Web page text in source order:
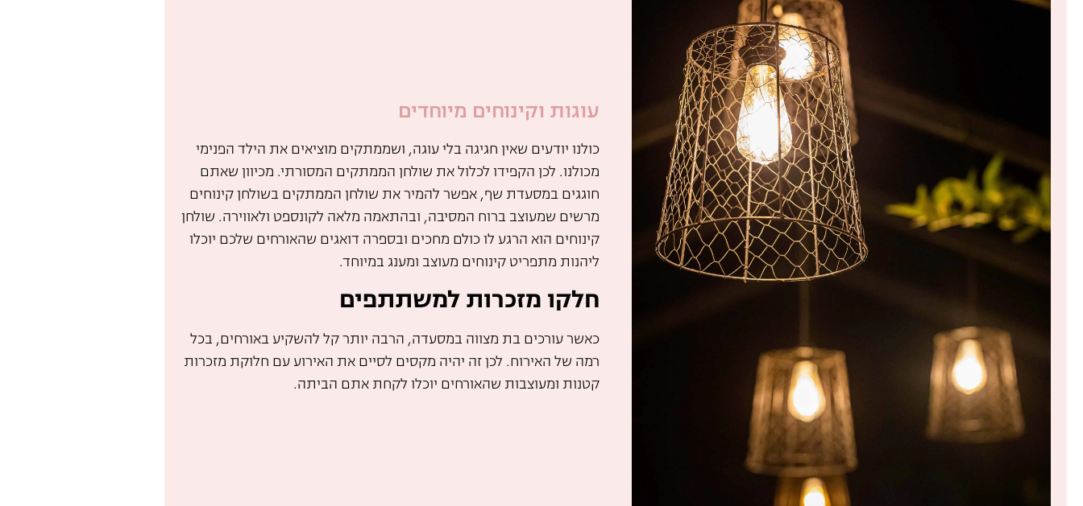
עוגות וקינוחים מיוחדים
כולנו יודעים שאין חגיגה בלי עוגה, ושממתקים מוציאים את הילד הפנימי
מכולנו. לכן הקפידו לכלול את שולחן הממתקים המסורתי. מכיוון שאתם
חוגגים במסעדת שף, אפשר להמיר את שולחן הממתקים בשולחן קינוחים
מרשים שמעוצב ברוח המסיבה, ובהתאמה מלאה לקונספט ולאווירה. שולחן
קינוחים הוא הרגע לו כולם מחכים ובספרה דואגים שהאורחים שלכם יוכלו
ליהנות מתפריט קינוחים מעוצב ומענג במיוחד.
חלקו מזכרות למשתתפים
כאשר עורכים בת מצווה במסעדה, הרבה יותר קל להשקיע באורחים, בכל
רמה של האירוח. לכן זה יהיה מקסים לסיים את האירוע עם חלוקת מזכרות
קטנות ומעוצבות שהאורחים יוכלו לקחת אתם הביתה.